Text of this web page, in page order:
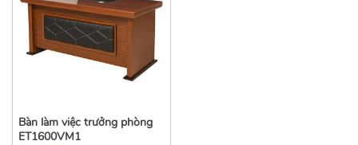
Bàn làm việc trưởng phòng
ET1600VM1